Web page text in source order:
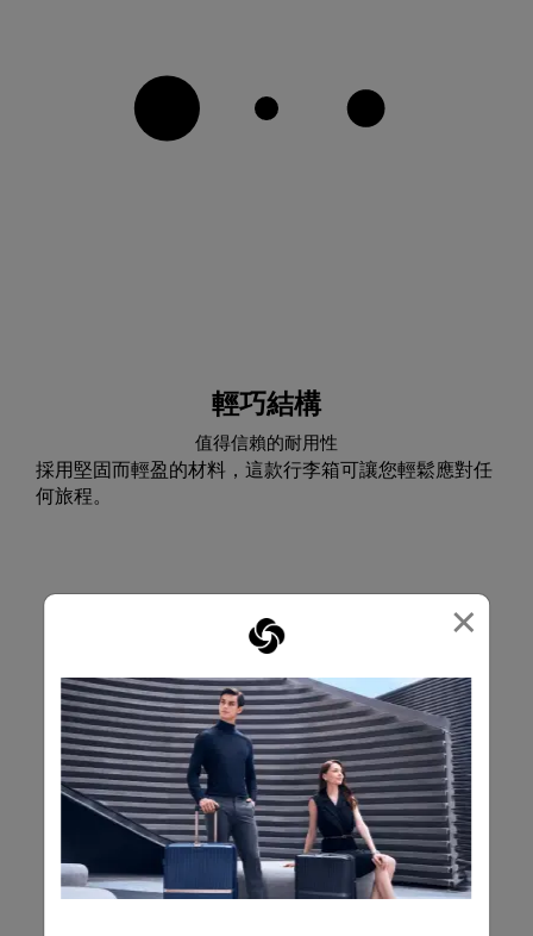
×
輕巧結構
值得信賴的耐用性
採用堅固而輕盈的材料，這款行李箱可讓您輕鬆應對任
何旅程。